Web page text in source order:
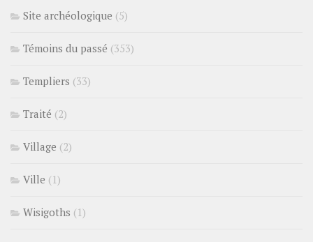
Site archéologique (5)
Témoins du passé (353)
Templiers (33)
Traité (2)
Village (2)
Ville (1)
Wisigoths (1)